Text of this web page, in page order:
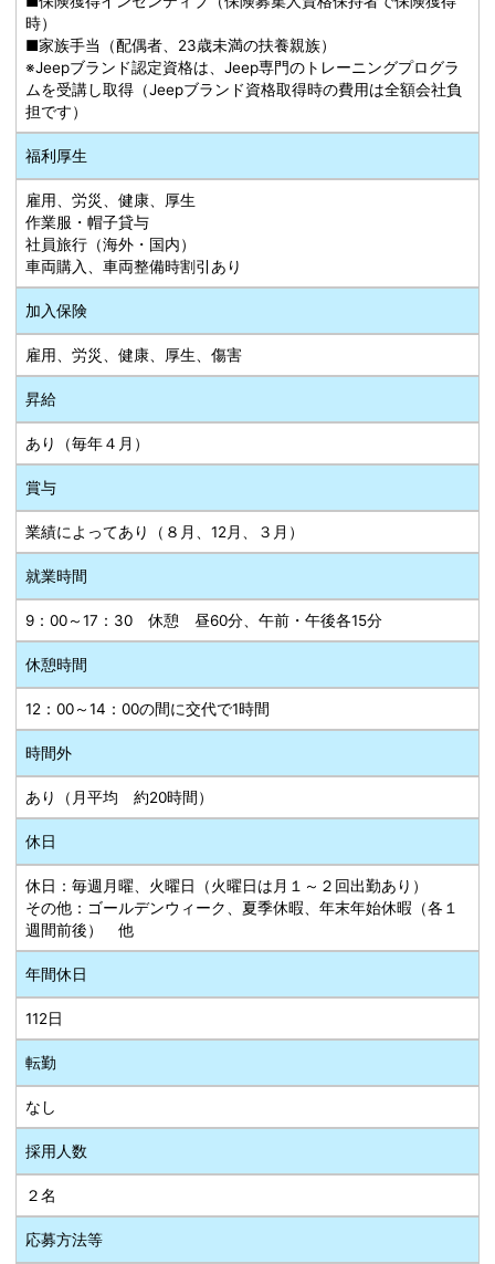
時）
■家族手当（配偶者、23歳未満の扶養親族）
※Jeepブランド認定資格は、Jeep専門のトレーニングプログラ
ムを受講し取得（Jeepブランド資格取得時の費用は全額会社負
担です）
福利厚生
雇用、労災、健康、厚生
作業服・帽子貸与
社員旅行（海外・国内）
車両購入、車両整備時割引あり
加入保険
雇用、労災、健康、厚生、傷害
昇給
あり（毎年４月）
賞与
業績によってあり（８月、12月、３月）
就業時間
9：00～17：30 休憩 昼60分、午前・午後各15分
休憩時間
12：00～14：00の間に交代で1時間
時間外
あり（月平均 約20時間）
休日
休日：毎週月曜、火曜日（火曜日は月１～２回出勤あり）
その他：ゴールデンウィーク、夏季休暇、年末年始休暇（各１
週間前後） 他
年間休日
112日
転勤
なし
採用人数
２名
応募方法等